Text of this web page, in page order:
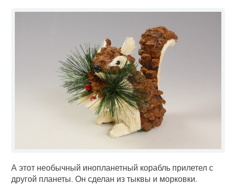
А этот необычный инопланетный корабль прилетел с
другой планеты. Он сделан из тыквы и морковки.